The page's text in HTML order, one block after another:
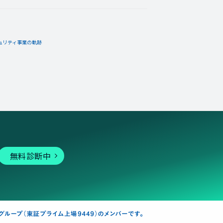
リティ事業の軌跡
無料診断中